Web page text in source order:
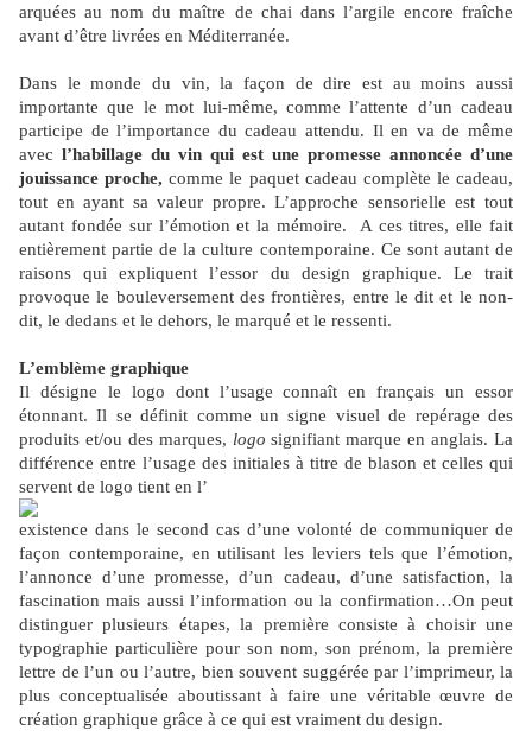
arquées au nom du maître de chai dans l’argile encore fraîche
avant d’être livrées en Méditerranée.
Dans le monde du vin, la façon de dire est au moins aussi
importante que le mot lui-même, comme l’attente d’un cadeau
participe de l’importance du cadeau attendu. Il en va de même
avec l’habillage du vin qui est une promesse annoncée d’une
jouissance proche, comme le paquet cadeau complète le cadeau,
tout en ayant sa valeur propre. L’approche sensorielle est tout
autant fondée sur l’émotion et la mémoire.
A ces titres, elle fait
entièrement partie de la culture contemporaine. Ce sont autant de
raisons qui expliquent l’essor du design graphique. Le trait
provoque le bouleversement des frontières, entre le dit et le non-
dit, le dedans et le dehors, le marqué et le ressenti.
L’emblème graphique
Il désigne le logo dont l’usage connaît en français un essor
étonnant. Il se définit comme un signe visuel de repérage des
produits et/ou des marques, logo signifiant marque en anglais. La
différence entre l’usage des initiales à titre de blason et celles qui
servent de logo tient en l’
existence dans le second cas d’une volonté de communiquer de
façon contemporaine, en utilisant les leviers tels que l’émotion,
l’annonce d’une promesse, d’un cadeau, d’une satisfaction, la
fascination mais aussi l’information ou la confirmation…On peut
distinguer plusieurs étapes, la première consiste à choisir une
typographie particulière pour son nom, son prénom, la première
lettre de l’un ou l’autre, bien souvent suggérée par l’imprimeur, la
plus conceptualisée aboutissant à faire une véritable œuvre de
création graphique grâce à ce qui est vraiment du design.